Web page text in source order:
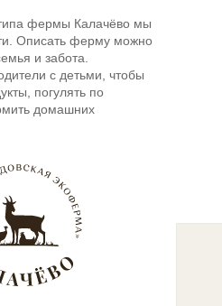
фермы Калачёво мы
Описать ферму можно
и забота.
с детьми, чтобы
погулять по
домашних